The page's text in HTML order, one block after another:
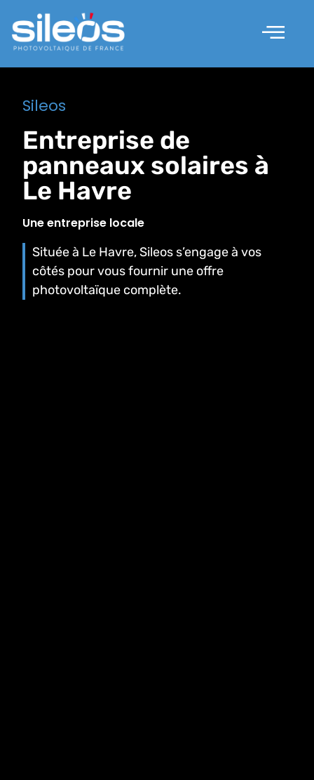
Sileos
Entreprise de
panneaux solaires à
Le Havre
Une entreprise locale
Située à Le Havre, Sileos s’engage à vos
côtés pour vous fournir une offre
photovoltaïque complète.